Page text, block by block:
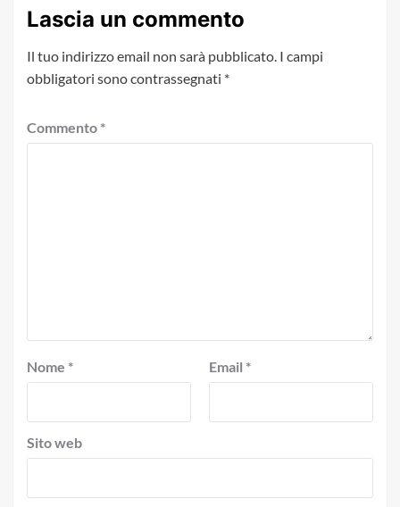
Lascia un commento
Il tuo indirizzo email non sarà pubblicato. I campi
obbligatori sono contrassegnati *
Commento *
Nome * Email *
Sito web